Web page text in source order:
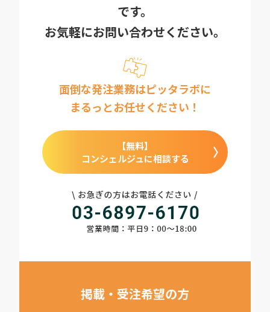
です。
お気軽にお問い合わせください。
面倒な発注業務はピッタラボに
まるっとお任せください！
【無料】
コンシェルジュに相談する
掲載・受注希望の方